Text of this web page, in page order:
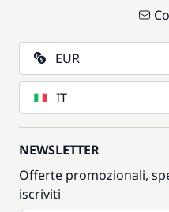
EUR
IT
NEWSLETTER
Offerte promozionali,
iscriviti